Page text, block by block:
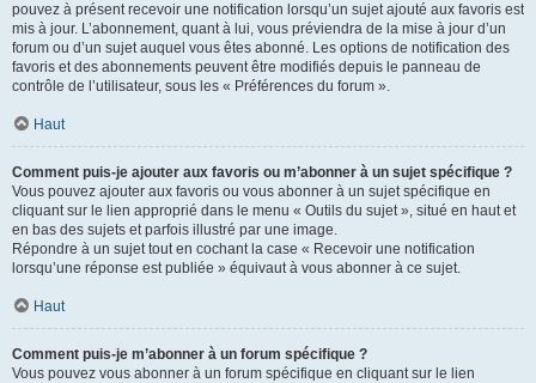
pouvez à présent recevoir une notification lorsqu’un sujet ajouté aux favoris est
mis à jour. L’abonnement, quant à lui, vous préviendra de la mise à jour d’un
forum ou d’un sujet auquel vous êtes abonné. Les options de notification des
favoris et des abonnements peuvent être modifiés depuis le panneau de
contrôle de l’utilisateur, sous les « Préférences du forum ».
Haut
Comment puis-je ajouter aux favoris ou m’abonner à un sujet spécifique ?
Vous pouvez ajouter aux favoris ou vous abonner à un sujet spécifique en
cliquant sur le lien approprié dans le menu « Outils du sujet », situé en haut et
en bas des sujets et parfois illustré par une image.
Répondre à un sujet tout en cochant la case « Recevoir une notification
lorsqu’une réponse est publiée » équivaut à vous abonner à ce sujet.
Haut
Comment puis-je m’abonner à un forum spécifique ?
Vous pouvez vous abonner à un forum spécifique en cliquant sur le lien